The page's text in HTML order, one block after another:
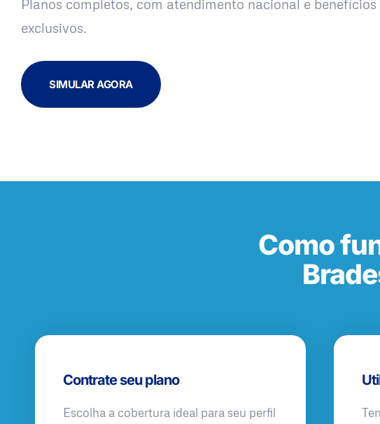
Planos completos, com atendimento nacional e benefícios
exclusivos.
SIMULAR AGORA
Como
Contrate seu plano
Escolha a cobertura ideal para seu perfil